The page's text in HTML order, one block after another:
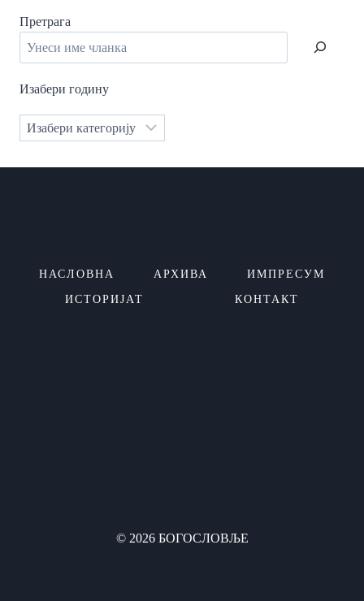
Претрага
Изабери годину
Категорије
НАСЛОВНА АРХИВА ИМПРЕСУМ
ИСТОРИЈАТ КОНТАКТ
© 2026 БОГОСЛОВЉЕ